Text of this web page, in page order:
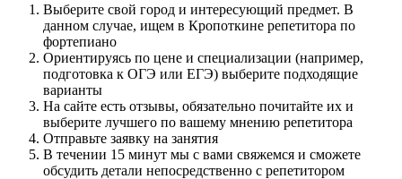
Выберите свой город и интересующий предмет. В
данном случае, ищем в Кропоткине репетитора по
фортепиано
Ориентируясь по цене и специализации (например,
подготовка к ОГЭ или ЕГЭ) выберите подходящие
варианты
На сайте есть отзывы, обязательно почитайте их и
выберите лучшего по вашему мнению репетитора
Отправьте заявку на занятия
В течении 15 минут мы с вами свяжемся и сможете
обсудить детали непосредственно с репетитором